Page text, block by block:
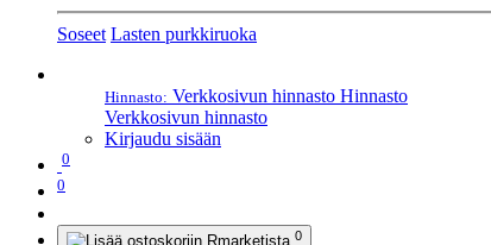
Soseet Lasten purkkiruoka
Hinnasto: Verkkosivun hinnasto Hinnasto
Verkkosivun hinnasto
Kirjaudu sisään
0
0
0